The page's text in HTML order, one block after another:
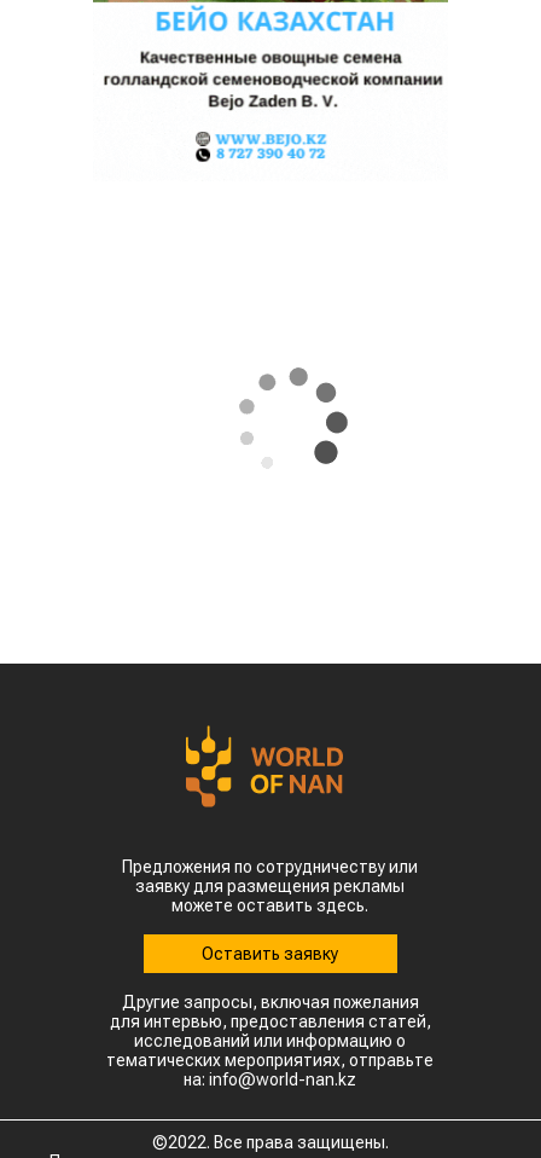
Предложения по сотрудничеству или
заявку для размещения рекламы
можете оставить здесь.
Оставить заявку
Другие запросы, включая пожелания
для интервью, предоставления статей,
исследований или информацию о
тематических мероприятиях, отправьте
на: info@world-nan.kz
©2022. Все права защищены.